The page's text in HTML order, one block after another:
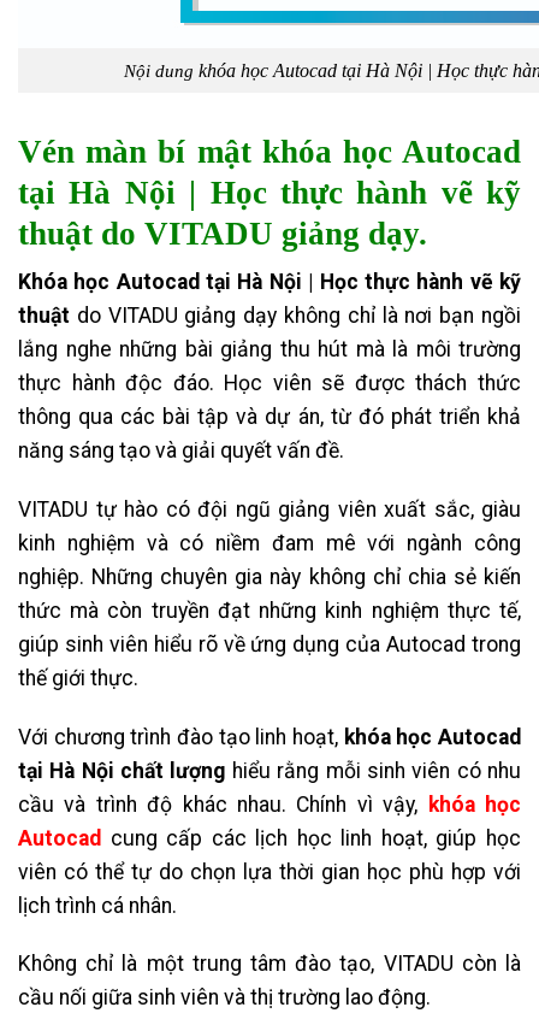
Nội dung khóa học Autocad tại Hà Nội | Học thực
Vén màn bí mật khóa học Autocad
tại Hà Nội | Học thực hành vẽ kỹ
thuật do VITADU giảng dạy.
Khóa học Autocad tại Hà Nội | Học thực hành vẽ kỹ
thuật do VITADU giảng dạy không chỉ là nơi bạn ngồi
lắng nghe những bài giảng thu hút mà là môi trường
thực hành độc đáo. Học viên sẽ được thách thức
thông qua các bài tập và dự án, từ đó phát triển khả
năng sáng tạo và giải quyết vấn đề.
VITADU tự hào có đội ngũ giảng viên xuất sắc, giàu
kinh nghiệm và có niềm đam mê với ngành công
nghiệp. Những chuyên gia này không chỉ chia sẻ kiến
thức mà còn truyền đạt những kinh nghiệm thực tế,
giúp sinh viên hiểu rõ về ứng dụng của Autocad trong
thế giới thực.
Với chương trình đào tạo linh hoạt, khóa học Autocad
tại Hà Nội chất lượng hiểu rằng mỗi sinh viên có nhu
cầu và trình độ khác nhau. Chính vì vậy, khóa học
Autocad cung cấp các lịch học linh hoạt, giúp học
viên có thể tự do chọn lựa thời gian học phù hợp với
lịch trình cá nhân.
Không chỉ là một trung tâm đào tạo, VITADU còn là
cầu nối giữa sinh viên và thị trường lao động.